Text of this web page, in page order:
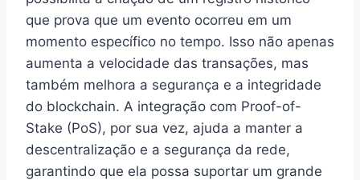
que prova que um evento ocorreu em um
momento específico no tempo. Isso não apenas
aumenta a velocidade das transações, mas
também melhora a segurança e a integridade
do blockchain. A integração com Proof-of-
Stake (PoS), por sua vez, ajuda a manter a
descentralização e a segurança da rede,
garantindo que ela possa suportar um grande